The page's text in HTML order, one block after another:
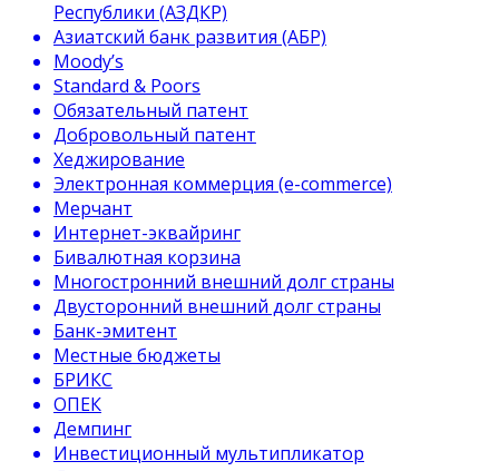
Республики (АЗДКР)
Азиатский банк развития (АБР)
Moody’s
Standard & Poors
Обязательный патент
Добровольный патент
Хеджирование
Электронная коммерция (e-commerce)
Мерчант
Интернет-эквайринг
Бивалютная корзина
Многостронний внешний долг страны
Двусторонний внешний долг страны
Банк-эмитент
Местные бюджеты
БРИКС
ОПЕК
Демпинг
Инвестиционный мультипликатор